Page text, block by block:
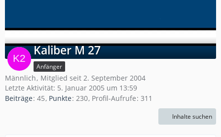
Kaliber M 27
Anfänger
Männlich Mitglied seit 2. September 2004
Letzte Aktivität: 5. Januar 2005 um 13:59
Beiträge 45 Punkte 230 Profil-Aufrufe 311
Inhalte suchen